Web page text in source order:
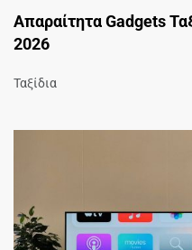
Απαραίτητα Gadgets
2026
Ταξίδια